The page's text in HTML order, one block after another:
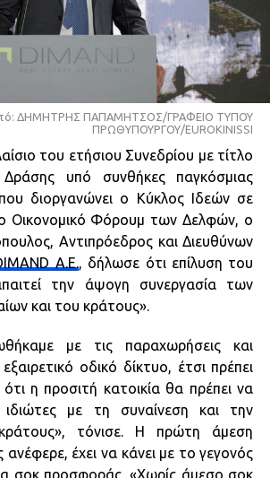
ΔΗΜΗΤΡΗΣ ΠΑΠΑΜΗΤΣΟΣ/ΓΡΑΦΕΙΟ ΤΥΠΟΥ
ΠΡΩΘΥΠΟΥΡΓΟΥ/EUROKINISSI
του ετήσιου Συνεδρίου με τίτλο
Δράσης υπό συνθήκες παγκόσμιας
διοργανώνει ο Κύκλος Ιδεών σε
Οικονομικό Φόρουμ των Δελφών, ο
Αντιπρόεδρος και Διευθύνων
Α.Ε., δήλωσε ότι επίλυση του
την άψογη συνεργασία των
και του κράτους».
με τις παραχωρήσεις και
οδικό δίκτυο, έτσι πρέπει
η προσιτή κατοικία θα πρέπει να
ιδιώτες με τη συναίνεση και την
τόνισε. Η πρώτη άμεση
έχει να κάνει με το γεγονός
σοκ προσφοράς. «Χωρίς άμεσο σοκ